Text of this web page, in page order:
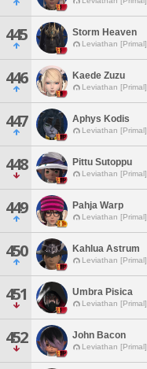
445 Storm Heaven
Leviathan [Primal]
446 Kaede Zuzu
Leviathan [Primal]
447 Aphys Kodis
Leviathan [Primal]
448 Pittu Sutoppu
Leviathan [Primal]
449 Pahja Warp
Leviathan [Primal]
450 Kahlua Astrum
Leviathan [Primal]
451 Umbra Pisica
Leviathan [Primal]
452 John Bacon
Leviathan [Primal]